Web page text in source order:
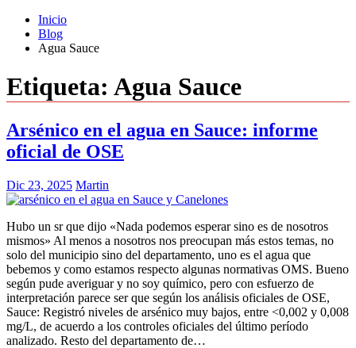
Inicio
Blog
Agua Sauce
Etiqueta: Agua Sauce
Arsénico en el agua en Sauce: informe
oficial de OSE
Dic 23, 2025 Martin
Hubo un sr que dijo «Nada podemos esperar sino es de nosotros
mismos» Al menos a nosotros nos preocupan más estos temas, no
solo del municipio sino del departamento, uno es el agua que
bebemos y como estamos respecto algunas normativas OMS. Bueno
según pude averiguar y no soy químico, pero con esfuerzo de
interpretación parece ser que según los análisis oficiales de OSE,
Sauce: Registró niveles de arsénico muy bajos, entre <0,002 y 0,008
mg/L, de acuerdo a los controles oficiales del último período
analizado. Resto del departamento de…